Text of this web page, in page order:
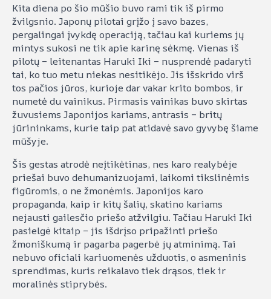
Kita diena po šio mūšio buvo rami tik iš pirmo
žvilgsnio. Japonų pilotai grįžo į savo bazes,
pergalingai įvykdę operaciją, tačiau kai kuriems jų
mintys sukosi ne tik apie karinę sėkmę. Vienas iš
pilotų – leitenantas Haruki Iki – nusprendė padaryti
tai, ko tuo metu niekas nesitikėjo. Jis išskrido virš
tos pačios jūros, kurioje dar vakar krito bombos, ir
numetė du vainikus. Pirmasis vainikas buvo skirtas
žuvusiems Japonijos kariams, antrasis – britų
jūrininkams, kurie taip pat atidavė savo gyvybę šiame
mūšyje.
Šis gestas atrodė neįtikėtinas, nes karo realybėje
priešai buvo dehumanizuojami, laikomi tikslinėmis
figūromis, o ne žmonėmis. Japonijos karo
propaganda, kaip ir kitų šalių, skatino kariams
nejausti gailesčio priešo atžvilgiu. Tačiau Haruki Iki
pasielgė kitaip – jis išdrįso pripažinti priešo
žmoniškumą ir pagarba pagerbė jų atminimą. Tai
nebuvo oficiali kariuomenės užduotis, o asmeninis
sprendimas, kuris reikalavo tiek drąsos, tiek ir
moralinės stiprybės.